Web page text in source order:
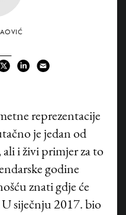
reprezentacije
je jedan od
i živi primjer za to
godine
znati gdje će
siječnju 2017. bio